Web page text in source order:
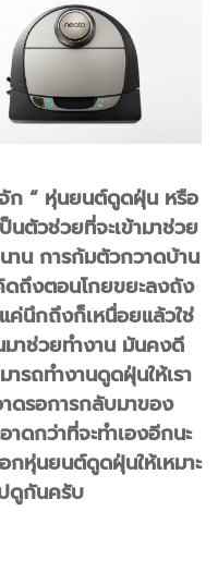
ก “ หุ่นยนต์ดูดฝุ่น หรือ
ตัวช่วยที่จะเข้ามาช่วย
าน การก้มตัวกวาดบ้าน
ดถึงตอนโกยขยะลงถัง
ค่นึกถึงก็เหนื่อยแล้วใช่
าช่วยทำงาน มันคงดี
รถทำงานดูดฝุ่นให้เรา
ดรอการกลับมาของ
ดกว่าที่จะทำเองอีกนะ
กหุ่นยนต์ดูดฝุ่นให้เหมาะ
ดูกันครับ